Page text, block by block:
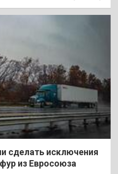
сделать исключения
из Евросоюза